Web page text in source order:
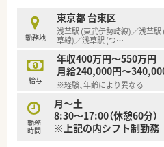
■プライベートも大切に働きた
■お子様がいらっしゃる薬剤
勤務地
東京都 台東区
浅草駅 (東武伊勢崎線)／浅草
草線)／浅草駅 (つ…
給与
年収400万円～550万円
月給240,000円～
※経験、年齢により異なる
勤務
時間
月～土
8:30～17:00（休憩60分）
※上記の内シフト制勤務